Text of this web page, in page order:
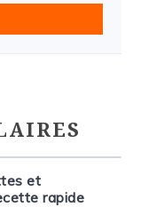
et
rapide